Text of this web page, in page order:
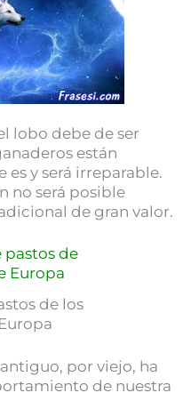
lobo debe de ser
están
y será irreparable.
no será posible
de gran valor.
de los
por viejo, ha
de nuestra